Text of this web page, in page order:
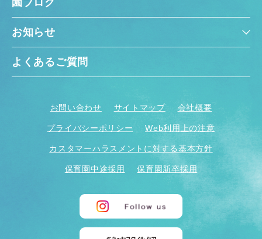
お知らせ
よくあるご質問
お問い合わせ サイトマップ 会社概要
プライバシーポリシー Web利用上の注意
カスタマーハラスメントに対する基本方針
保育園中途採用 保育園新卒採用